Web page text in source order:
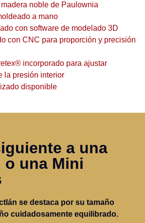
noble de Paulownia
a mano
con software de modelado 3D
con CNC para proporción y precisión
incorporado para ajustar
la presión interior
disponible
a una
o una Mini
se destaca por su tamaño
cuidadosamente equilibrado.